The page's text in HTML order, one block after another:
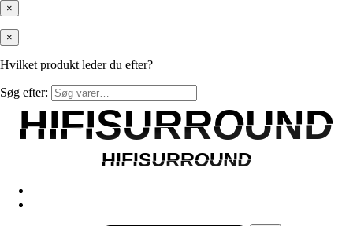
×
×
Hvilket produkt leder du efter?
Søg efter:
HIFISURROUND
HIFISURROUND
HIFISURROUND
HIFISURROUND